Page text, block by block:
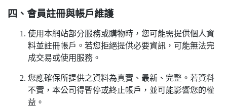
四、會員註冊與帳戶維護
使用本網站部分服務或購物時，您可能需提供個人資
料並註冊帳戶。若您拒絕提供必要資訊，可能無法完
成交易或使用服務。
您應確保所提供之資料為真實、最新、完整。若資料
不實，本公司得暫停或終止帳戶，並可能影響您的權
益。